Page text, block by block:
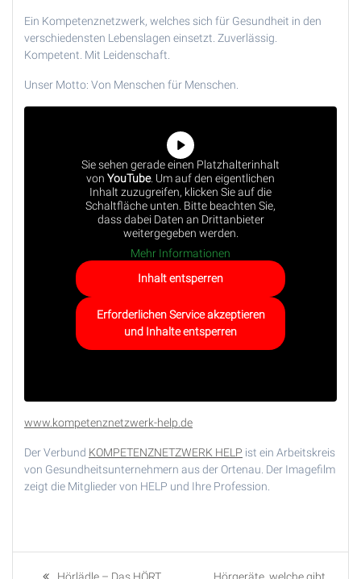
Ein Kompetenznetzwerk, welches sich für Gesundheit in den
verschiedensten Lebenslagen einsetzt. Zuverlässig.
Kompetent. Mit Leidenschaft.
Unser Motto: Von Menschen für Menschen.
Sie sehen gerade einen Platzhalterinhalt
von YouTube. Um auf den eigentlichen
Inhalt zuzugreifen, klicken Sie auf die
Schaltfläche unten. Bitte beachten Sie,
dass dabei Daten an Drittanbieter
weitergegeben werden.
Mehr Informationen
Inhalt entsperren
Erforderlichen Service akzeptieren
und Inhalte entsperren
www.kompetenznetzwerk-help.de
Der Verbund KOMPETENZNETZWERK HELP ist ein Arbeitskreis
von Gesundheitsunternehmern aus der Ortenau. Der Imagefilm
zeigt die Mitglieder von HELP und Ihre Profession.
Beitragsnavigation
Previous
Next